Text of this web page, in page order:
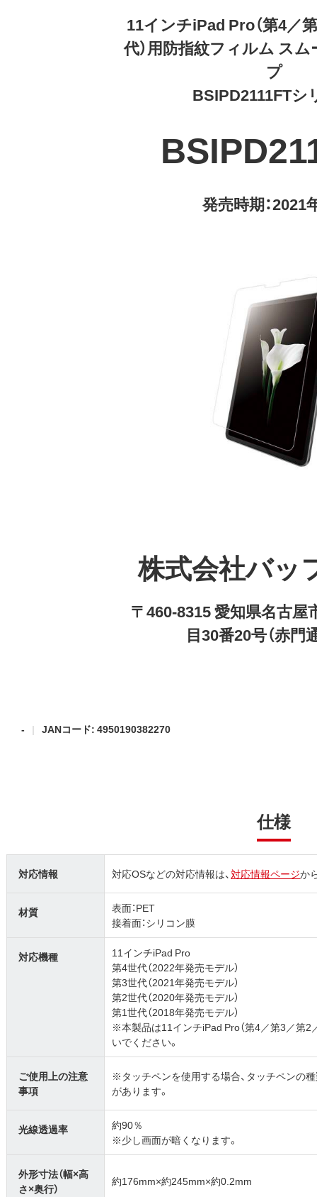
11インチiPad Pro（第4／
代）用防指紋フィルム ス
プ
BSIPD2111FTシ
発売時期：2021
株式会社バッ
〒460-8315 愛知県名古屋
目30番20号（赤門
- JANコード: 4950190382270
仕様
対応情報 対応OSなどの対応情報は、対応情報ページか
材質
表面：PET
接着面：シリコン膜
対応機種
11インチiPad Pro
第4世代（2022年発売モデル）
第3世代（2021年発売モデル）
第2世代（2020年発売モデル）
第1世代（2018年発売モデル）
※本製品は11インチiPad Pro（第4／第3／第2
いでください。
ご使用上の注意
事項
※タッチペンを使用する場合、タッチペンの
があります。
光線透過率
約90％
※少し画面が暗くなります。
外形寸法（幅×高
さ×奥行）
約176mm×約245mm×約0.2mm